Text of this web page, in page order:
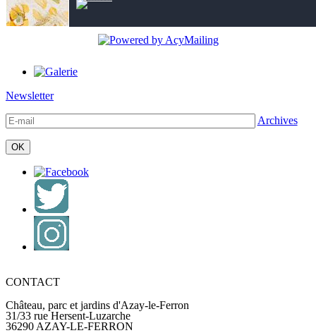
Newsletter
Archives
CONTACT
Château, parc et jardins d'Azay-le-Ferron
31/33 rue Hersent-Luzarche
36290 AZAY-LE-FERRON